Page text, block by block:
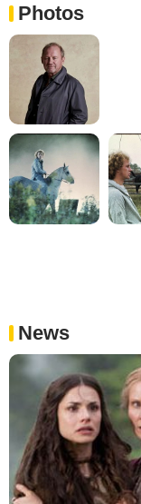
Photos
News